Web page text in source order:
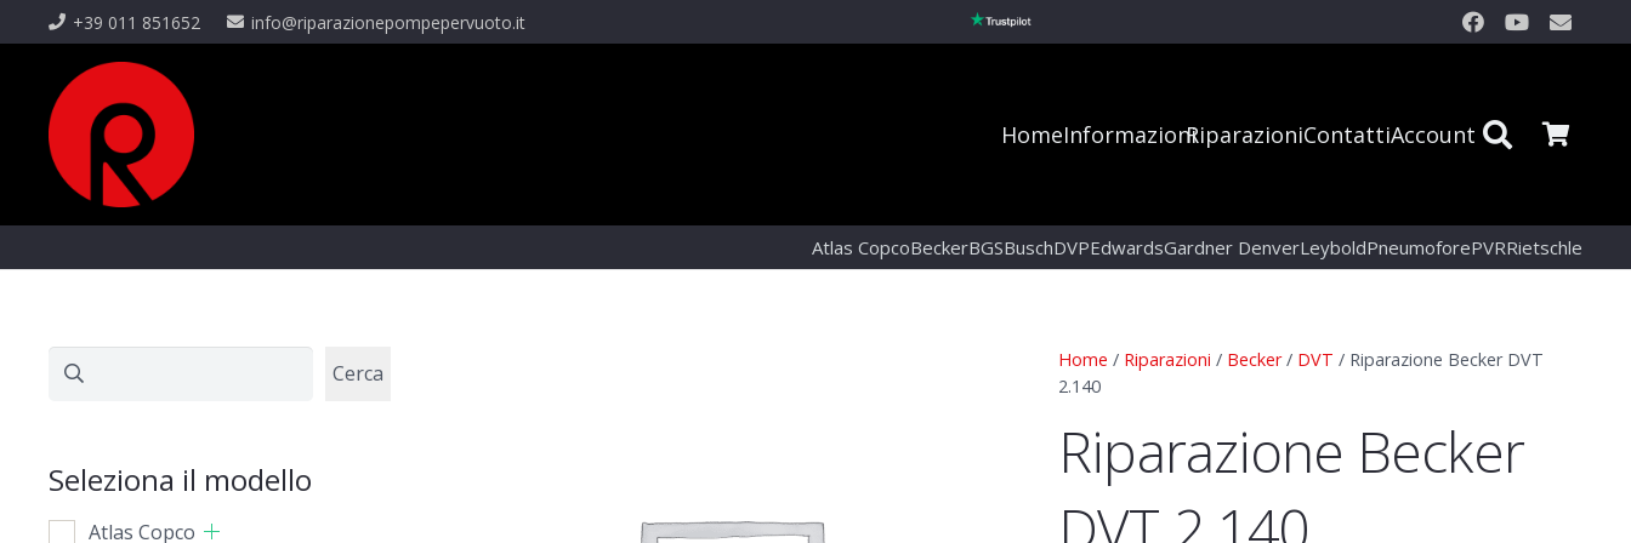
+39 011 851652 info@riparazionepompepervuoto.it
HomeInformazioniRiparazioniContattiAccount
Atlas CopcoBeckerBGSBuschDVPEdwardsGardner DenverLeyboldPneumoforePVRRietschle
Home / Riparazioni / Becker/ DVT / Riparazione Becker DVT
2.140
Riparazione Becker
DVT 2.140
Cerca Cerca
Seleziona il modello
Atlas Copco